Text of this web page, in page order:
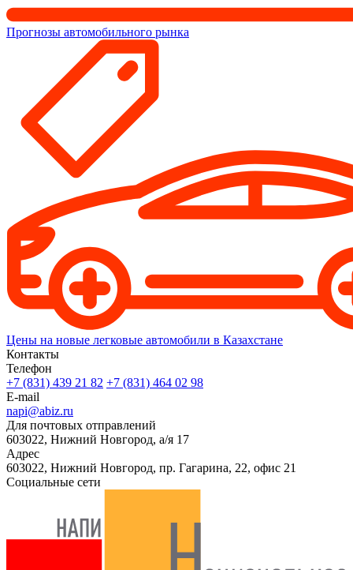
Прогнозы автомобильного рынка
Цены на новые легковые автомобили в Казахстане
Контакты
Телефон
+7 (831) 439 21 82 +7 (831) 464 02 98
E-mail
napi@abiz.ru
Для почтовых отправлений
603022, Нижний Новгород, а/я 17
Адрес
603022, Нижний Новгород, пр. Гагарина, 22, офис 21
Социальные сети